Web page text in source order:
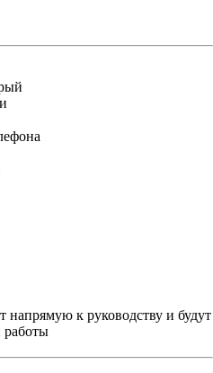
к руководству и будут
работы